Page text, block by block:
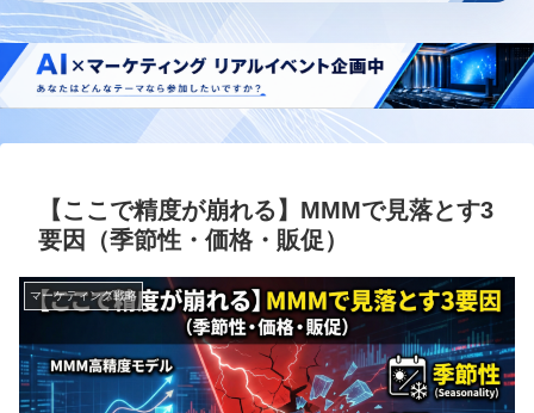
【ここで精度が崩れる】MMMで見落とす3
要因（季節性・価格・販促）
マーケティング戦略